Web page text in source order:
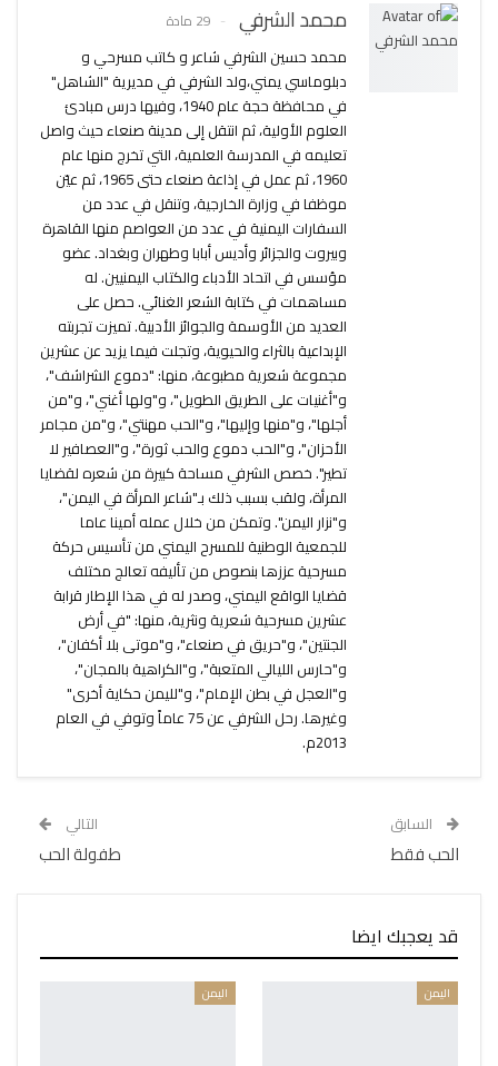
محمد الشرفي 29 مادة
محمد حسين الشرفي شاعر و كاتب مسرحي و
دبلوماسي يمني،ولد الشرفي في مديرية "الشاهل"
في محافظة حجة عام 1940، وفيها درس مبادئ
العلوم الأولية، ثم انتقل إلى مدينة صنعاء حيث واصل
تعليمه في المدرسة العلمية، التي تخرج منها عام
1960، ثم عمل في إذاعة صنعاء حتى 1965، ثم عيّن
موظفا في وزارة الخارجية، وتنقل في عدد من
السفارات اليمنية في عدد من العواصم منها القاهرة
وبيروت والجزائر وأديس أبابا وطهران وبغداد. عضو
مؤسس في اتحاد الأدباء والكتاب اليمنيين. له
مساهمات في كتابة الشعر الغنائي. حصل على
العديد من الأوسمة والجوائز الأدبية. تميزت تجربته
الإبداعية بالثراء والحيوية، وتجلت فيما يزيد عن عشرين
مجموعة شعرية مطبوعة، منها: "دموع الشراشف"،
و"أغنيات على الطريق الطويل"، و"ولها أغني"، و"من
أجلها"، و"منها وإليها"، و"الحب مهنتي"، و"من مجامر
الأحزان"، و"الحب دموع والحب ثورة"، و"العصافير لا
تطير". خصص الشرفي مساحة كبيرة من شعره لقضايا
المرأة، ولقب بسبب ذلك بـ"شاعر المرأة في اليمن"،
و"نزار اليمن". وتمكن من خلال عمله أمينا عاما
للجمعية الوطنية للمسرح اليمني من تأسيس حركة
مسرحية عززها بنصوص من تأليفه تعالج مختلف
قضايا الواقع اليمني، وصدر له في هذا الإطار قرابة
عشرين مسرحية شعرية ونثرية، منها: "في أرض
الجنتين"، و"حريق في صنعاء"، و"موتى بلا أكفان"،
و"حارس الليالي المتعبة"، و"الكراهية بالمجان"،
و"العجل في بطن الإمام"، و"لليمن حكاية أخرى"
وغيرها. رحل الشرفي عن 75 عاماً وتوفي في العام
2013م.
السابق
الحب فقط
التالي
طفولة الحب
قد يعجبك ايضا
اليمن اليمن